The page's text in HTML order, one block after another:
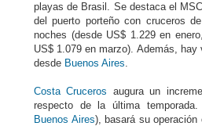
playas de Brasil. Se destaca el
del puerto porteño con cruceros
noches (desde US$ 1.229 en
US$ 1.079 en marzo). Además,
desde Buenos Aires.
Costa Cruceros augura un
respecto de la última
Buenos Aires), basará su